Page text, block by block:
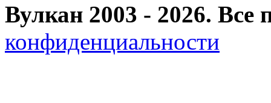
Вулкан 2003 - 2026.
конфиденциальности